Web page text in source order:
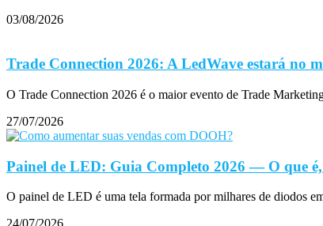
03/08/2026
Trade Connection 2026: A LedWave estará no
O Trade Connection 2026 é o maior evento de Trade
27/07/2026
Painel de LED: Guia Completo 2026 — O que é,
O painel de LED é uma tela formada por milhares de diodos